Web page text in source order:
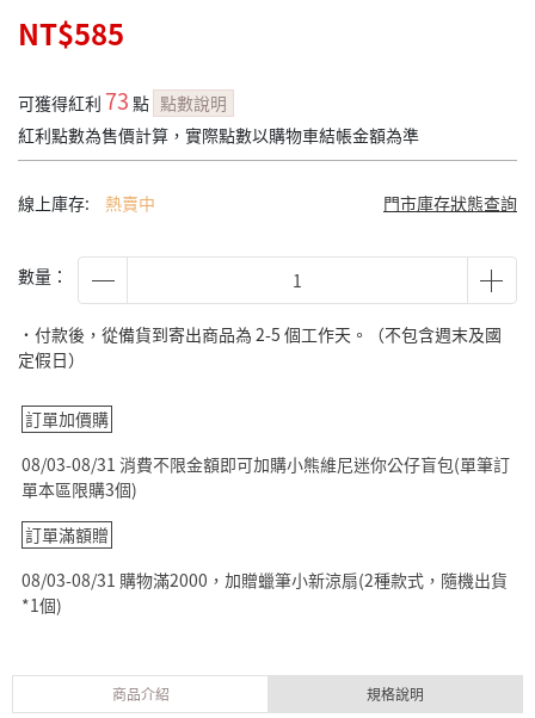
NT$585
可獲得紅利 73 點 點數說明
紅利點數為售價計算，實際點數以購物車結帳金額為準
線上庫存: 熱賣中 門市庫存狀態查詢
數量：
˙付款後，從備貨到寄出商品為 2-5 個工作天。（不包含週末及國
定假日）
訂單加價購
08/03-08/31 消費不限金額即可加購小熊維尼迷你公仔盲包(單筆訂
單本區限購3個)
訂單滿額贈
08/03-08/31 購物滿2000，加贈蠟筆小新涼扇(2種款式，隨機出貨
*1個)
商品介紹 規格說明